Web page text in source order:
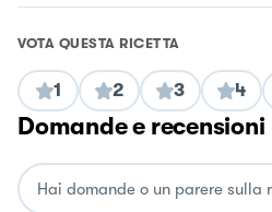
VOTA QUESTA RICETTA
1 2 3 4
Domande e recensioni